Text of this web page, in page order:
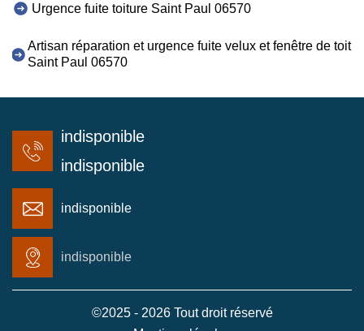
Urgence fuite toiture Saint Paul 06570
Artisan réparation et urgence fuite velux et fenêtre de toit
Saint Paul 06570
indisponible
indisponible
indisponible
indisponible
©2025 - 2026 Tout droit réservé